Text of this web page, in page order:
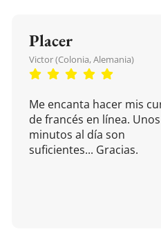
Placer
Victor (Colonia, Alemania)
Me encanta hacer mis
de francés en línea.
minutos al día son
suficientes... Gracias.